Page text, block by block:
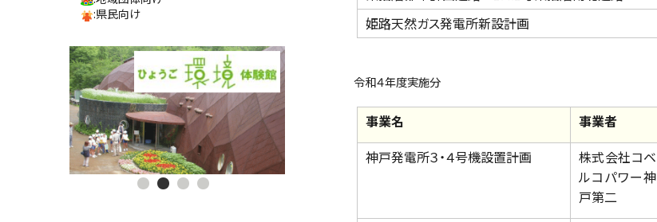
:県民向け
姫路天然ガス発電所新設計画
令和４年度実施分
事業名 事業者
神戸発電所３・４号機設置計画
株式会社コベ
ルコパワー神
戸第二